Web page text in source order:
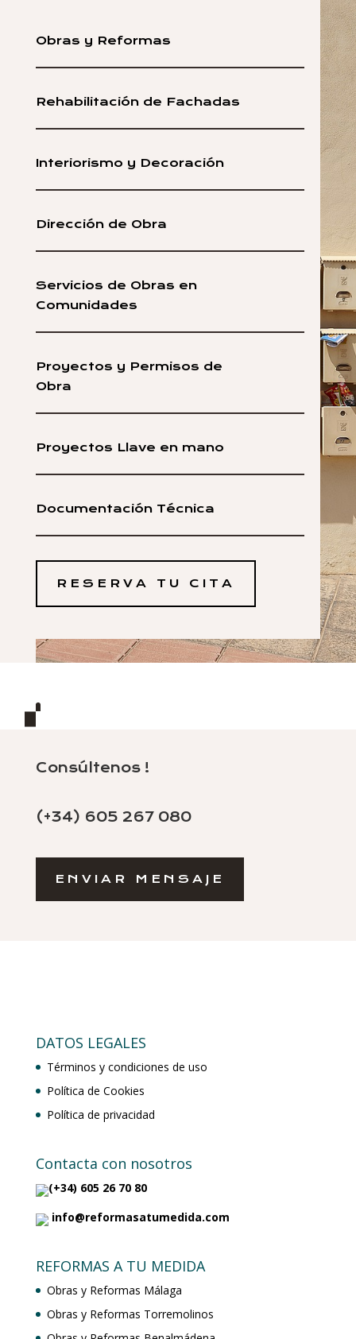
Obras y Reformas
Rehabilitación de Fachadas
Interiorismo y Decoración
Dirección de Obra
Servicios de Obras en
Comunidades
Proyectos y Permisos de
Obra
Proyectos Llave en mano
Documentación Técnica
RESERVA TU CITA
Consúltenos !
(+34) 605 267 080
ENVIAR MENSAJE
DATOS LEGALES
Términos y condiciones de uso
Política de Cookies
Política de privacidad
Contacta con nosotros
(+34) 605 26 70 80
info@reformasatumedida.com
REFORMAS A TU MEDIDA
Obras y Reformas Málaga
Obras y Reformas Torremolinos